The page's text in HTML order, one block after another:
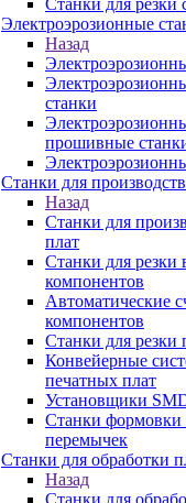
Станки для резки
Электроэрозионные
Назад
станки
прошивные
Станки для
Назад
Станки для
плат
Станки для резки
компонентов
Автоматические
компонентов
Станки для резки
Конвейерные
печатных плат
Установщики
Станки
перемычек
Станки для обработки
Назад
Станки для